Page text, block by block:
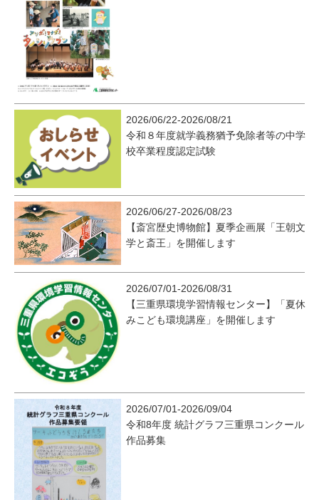
2026/06/22-2026/08/21
令和８年度就学義務猶予免除者等の中学
校卒業程度認定試験
2026/06/27-2026/08/23
【斎宮歴史博物館】夏季企画展「王朝文
学と斎王」を開催します
2026/07/01-2026/08/31
【三重県環境学習情報センター】「夏休
みこども環境講座」を開催します
2026/07/01-2026/09/04
令和8年度 統計グラフ三重県コンクール
作品募集